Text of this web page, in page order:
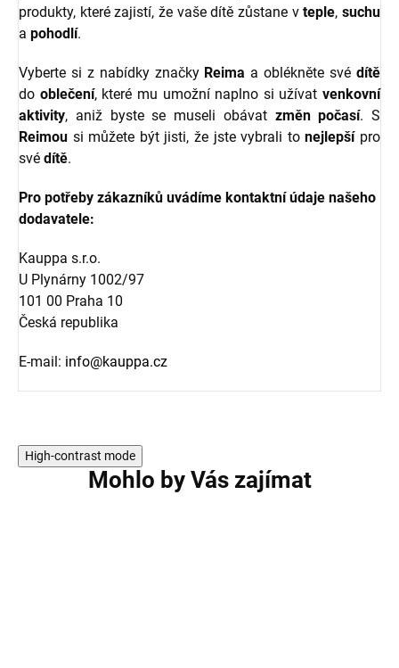
produkty, které zajistí, že vaše dítě zůstane vteple,suchu
a pohodlí.
Vyberte si z nabídky značky Reima a oblékněte svédítě
do oblečení, které mu umožní naplno si užívat venkovní
aktivity, aniž byste se museli obávat změn počasí. S
Reimou si můžete být jisti, že jste vybrali tonejlepšípro
své dítě.
Pro potřeby zákazníků uvádíme kontaktní údaje našeho
dodavatele:
Kauppa s.r.o.
U Plynárny 1002/97
101 00 Praha 10
Česká republika
E-mail: info@kauppa.cz
High-contrast mode
Mohlo by Vás zajímat